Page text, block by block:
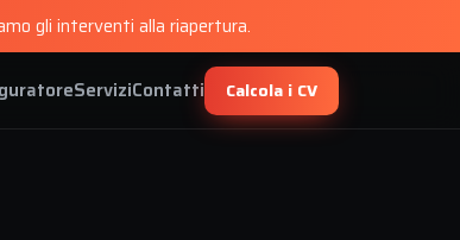
gli interventi alla riapertura.
ServiziContatti Calcola i CV